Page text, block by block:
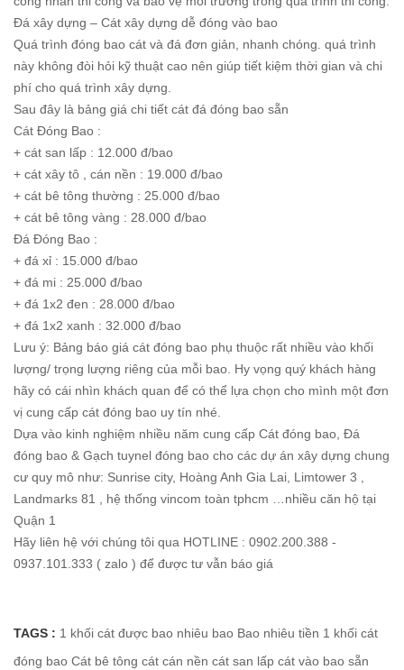
Đá xây dựng – Cát xây dựng dễ đóng vào bao
Quá trình đóng bao cát và đá đơn giản, nhanh chóng. quá trình
này không đòi hỏi kỹ thuật cao nên giúp tiết kiệm thời gian và chi
phí cho quá trình xây dựng.
Sau đây là bảng giá chi tiết cát đá đóng bao sẵn
Cát Đóng Bao :
+ cát san lấp : 12.000 đ/bao
+ cát xây tô , cán nền : 19.000 đ/bao
+ cát bê tông thường : 25.000 đ/bao
+ cát bê tông vàng : 28.000 đ/bao
Đá Đóng Bao :
+ đá xỉ : 15.000 đ/bao
+ đá mi : 25.000 đ/bao
+ đá 1x2 đen : 28.000 đ/bao
+ đá 1x2 xanh : 32.000 đ/bao
Lưu ý: Bảng báo giá cát đóng bao phụ thuộc rất nhiều vào khối
lượng/ trọng lượng riêng của mỗi bao. Hy vọng quý khách hàng
hãy có cái nhìn khách quan để có thể lựa chọn cho mình một đơn
vị cung cấp cát đóng bao uy tín nhé.
Dựa vào kinh nghiệm nhiều năm cung cấp Cát đóng bao, Đá
đóng bao & Gạch tuynel đóng bao cho các dự án xây dựng chung
cư quy mô như: Sunrise city, Hoàng Anh Gia Lai, Limtower 3 ,
Landmarks 81 , hệ thống vincom toàn tphcm …nhiều căn hộ tại
Quận 1
Hãy liên hệ với chúng tôi qua HOTLINE : 0902.200.388 -
0937.101.333 ( zalo ) để được tư vẫn báo giá
TAGS : 1 khối cát được bao nhiêu bao Bao nhiêu tiền 1 khối cát
đóng bao Cát bê tông cát cán nền cát san lấp cát vào bao sẵn